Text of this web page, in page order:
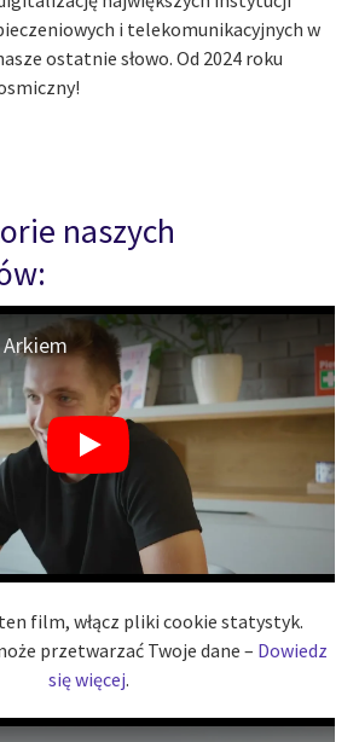
i telekomunikacyjnych w
ostatnie słowo. Od 2024 roku
naszych
film, włącz pliki cookie statystyk.
przetwarzać Twoje dane – Dowiedz
się więcej.